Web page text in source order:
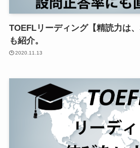
TOEFLリーディング【精読力は
も紹介。
2020.11.13